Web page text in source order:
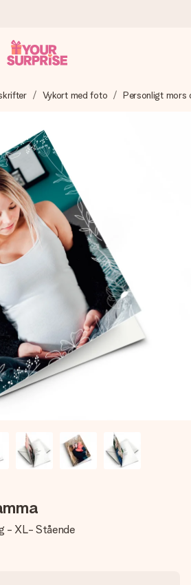
omsorg och skickar den blixtsnabbt
000 recensioner)
ger oss 4,6 på Google
bara några få steg – med hennes
meddelande som verkligen berör
bara med all kärlek för stunden.
Vykort med foto Personligt mors
- XL- Stående